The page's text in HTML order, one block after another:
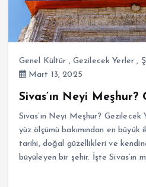
Genel Kültür , Gezilecek Yerler ,
Mart 13, 2025
Sivas’ın Neyi
Sivas’ın Neyi Meşhur?
yüz ölçümü bakımından en
tarihi, doğal güzellikleri ve
büyüleyen bir şehir. İşte Sivas’ın